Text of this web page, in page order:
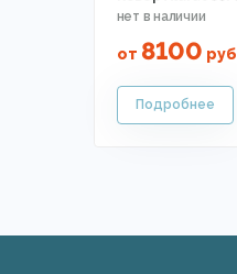
от 8100 руб